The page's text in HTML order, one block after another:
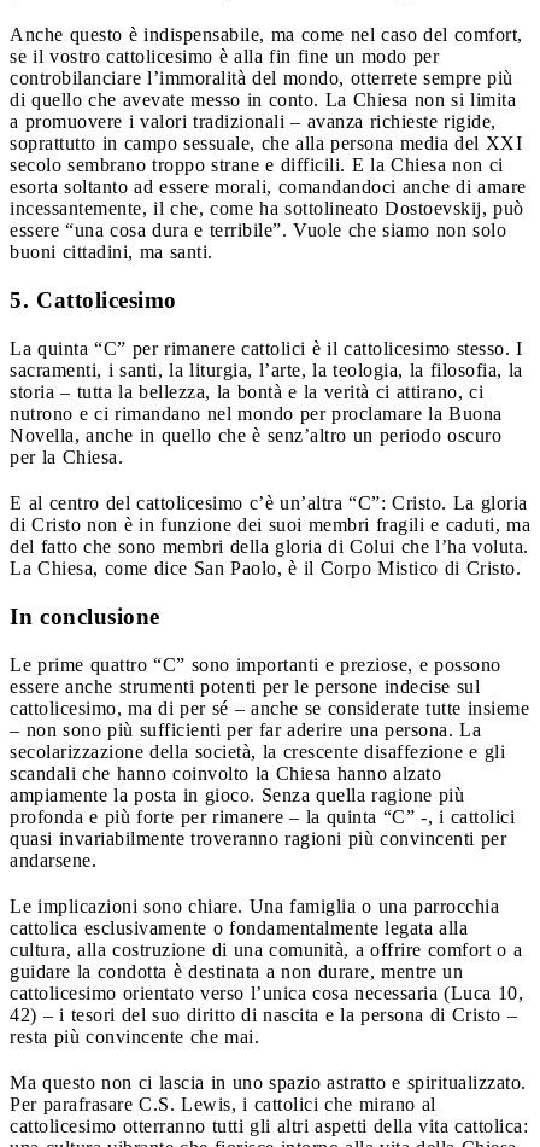
Anche questo è indispensabile, ma come nel caso del comfort,
se il vostro cattolicesimo è alla fin fine un modo per
controbilanciare l’immoralità del mondo, otterrete sempre più
di quello che avevate messo in conto. La Chiesa non si limita
a promuovere i valori tradizionali – avanza richieste rigide,
soprattutto in campo sessuale, che alla persona media del XXI
secolo sembrano troppo strane e difficili. E la Chiesa non ci
esorta soltanto ad essere morali, comandandoci anche di amare
incessantemente, il che, come ha sottolineato Dostoevskij, può
essere “una cosa dura e terribile”. Vuole che siamo non solo
buoni cittadini, ma santi.
5. Cattolicesimo
La quinta “C” per rimanere cattolici è il cattolicesimo stesso. I
sacramenti, i santi, la liturgia, l’arte, la teologia, la filosofia, la
storia – tutta la bellezza, la bontà e la verità ci attirano, ci
nutrono e ci rimandano nel mondo per proclamare la Buona
Novella, anche in quello che è senz’altro un periodo oscuro
per la Chiesa.
E al centro del cattolicesimo c’è un’altra “C”: Cristo. La gloria
di Cristo non è in funzione dei suoi membri fragili e caduti, ma
del fatto che sono membri della gloria di Colui che l’ha voluta.
La Chiesa, come dice San Paolo, è il Corpo Mistico di Cristo.
In conclusione
Le prime quattro “C” sono importanti e preziose, e possono
essere anche strumenti potenti per le persone indecise sul
cattolicesimo, ma di per sé – anche se considerate tutte insieme
– non sono più sufficienti per far aderire una persona. La
secolarizzazione della società, la crescente disaffezione e gli
scandali che hanno coinvolto la Chiesa hanno alzato
ampiamente la posta in gioco. Senza quella ragione più
profonda e più forte per rimanere – la quinta “C” -, i cattolici
quasi invariabilmente troveranno ragioni più convincenti per
andarsene.
Le implicazioni sono chiare. Una famiglia o una parrocchia
cattolica esclusivamente o fondamentalmente legata alla
cultura, alla costruzione di una comunità, a offrire comfort o a
guidare la condotta è destinata a non durare, mentre un
cattolicesimo orientato verso l’unica cosa necessaria (Luca 10,
42) – i tesori del suo diritto di nascita e la persona di Cristo –
resta più convincente che mai.
Ma questo non ci lascia in uno spazio astratto e spiritualizzato.
Per parafrasare C.S. Lewis, i cattolici che mirano al
cattolicesimo otterranno tutti gli altri aspetti della vita cattolica: